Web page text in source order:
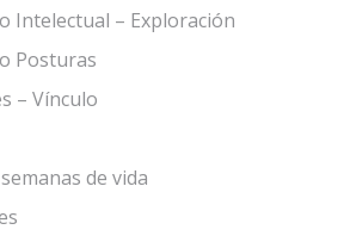
Intelectual – Exploración
Posturas
– Vínculo
de vida